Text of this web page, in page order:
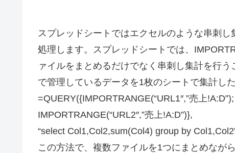
スプレッドシートではエクセルのような串刺
処理します。スプレッドシートでは、
ァイルをまとめるだけでなく串刺し集計を行
で管理しているデータを1枚のシートで集計し
=QUERY({IMPORTRANGE(“URL1″,”売上!A:D”);
IMPORTRANGE(“URL2″,”売上!A:D”)},
“select Col1,Col2,sum(Col4) group by
この方法で、複数ファイルを1つにまとめなが